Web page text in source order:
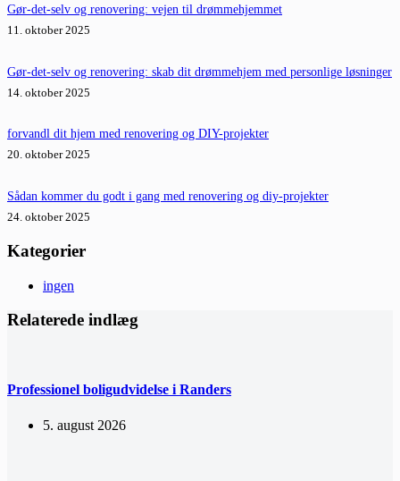
Gør-det-selv og renovering: vejen til drømmehjemmet
11. oktober 2025
Gør-det-selv og renovering: skab dit drømmehjem med personlige løsninger
14. oktober 2025
forvandl dit hjem med renovering og DIY-projekter
20. oktober 2025
Sådan kommer du godt i gang med renovering og diy-projekter
24. oktober 2025
Kategorier
ingen
Relaterede indlæg
Professionel boligudvidelse i Randers
5. august 2026